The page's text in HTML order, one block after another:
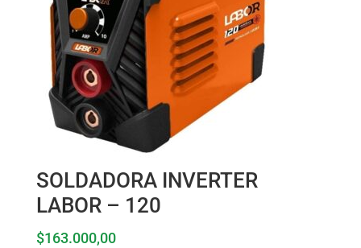
SOLDADORA INVERTER
LABOR – 120
$163.000,00